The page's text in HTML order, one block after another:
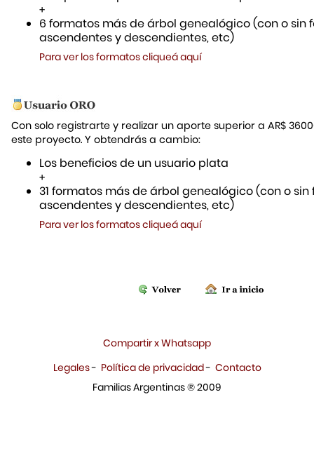
+
6 formatos más de árbol genealógico (con o sin
ascendentes y descendientes, etc)
Para ver los formatos cliqueá aquí
Con solo registrarte y realizar un aporte superior a AR$
este proyecto. Y obtendrás a cambio:
Los beneficios de un usuario plata
+
31 formatos más de árbol genealógico (con o sin
ascendentes y descendientes, etc)
Para ver los formatos cliqueá aquí
Compartir x Whatsapp
Legales- Política de privacidad- Contacto
Familias Argentinas ® 2009